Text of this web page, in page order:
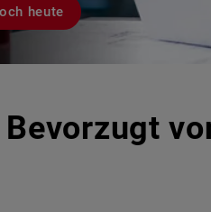
heute
Bevorzugt